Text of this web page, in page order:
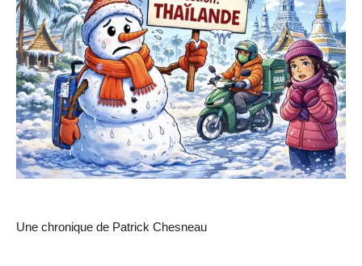
Une chronique de Patrick Chesneau